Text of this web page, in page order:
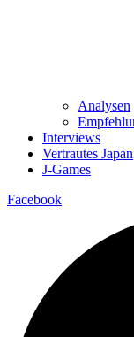
Analysen
Interviews
Vertrautes Japan
J-Games
Facebook